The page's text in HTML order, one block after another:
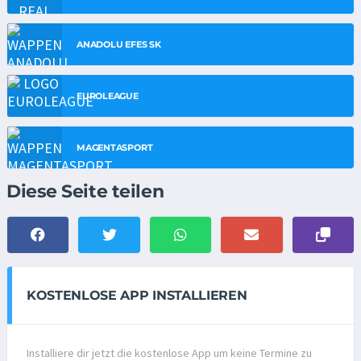
ANADOLU EFES SK
EUROLEAGUE
MAGENTASPORT
Diese Seite teilen
KOSTENLOSE APP INSTALLIEREN
Installiere dir jetzt die kostenlose App um keine Termine zu